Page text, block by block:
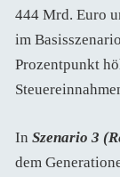
444 Mrd. Euro
im
Prozentpunkt
In Szenario 3
dem